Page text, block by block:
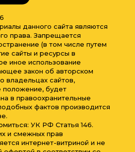
данного сайта являются
права. Запрещается
(в том числе путем
сайты и ресурсы в
иное использование
закон об авторском
владельцах сайтов,
будет
в правоохранительные
фактов производится
УК РФ Статья 146.
и смежных прав
интернет-витриной и не